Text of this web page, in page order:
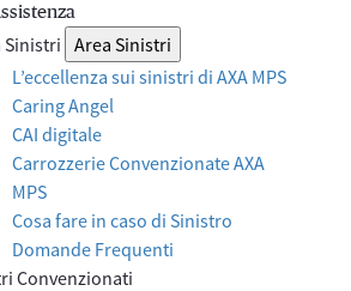
Sinistri Area Sinistri
L’eccellenza sui sinistri di AXA MPS
Caring Angel
CAI digitale
Carrozzerie Convenzionate AXA
MPS
Cosa fare in caso di Sinistro
Domande Frequenti
Convenzionati